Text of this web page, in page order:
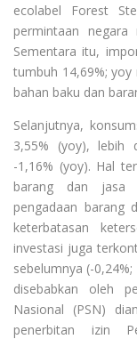
ecolabel Forest
permintaan
Sementara itu,
tumbuh 14,69%;
bahan baku dan
Selanjutnya,
3,55% (yoy), lebih
-1,16% (yoy). Hal
barang dan jasa
pengadaan barang
keterbatasan
investasi juga
sebelumnya (-
disebabkan oleh
Nasional (PSN)
penerbitan izin